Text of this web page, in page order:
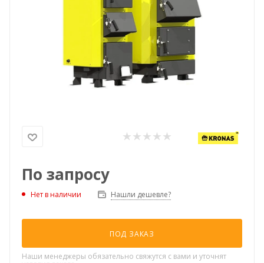
По запросу
Нет в наличии Нашли дешевле?
ПОД ЗАКАЗ
Наши менеджеры обязательно свяжутся с вами и уточнят